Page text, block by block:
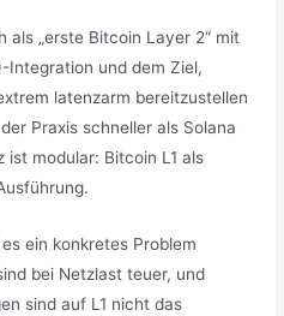
als „erste Bitcoin Layer 2“ mit
Integration und dem Ziel,
latenzarm bereitzustellen
Praxis schneller als Solana
ist modular: Bitcoin L1 als
ein konkretes Problem
bei Netzlast teuer, und
sind auf L1 nicht das